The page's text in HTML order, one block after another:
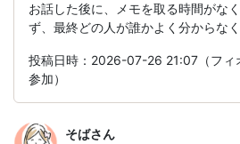
お話した後に、メモを取る時間がな
ず、最終どの人が誰かよく分からなく
投稿日時：2026-07-26 21:07（フィ
参加）
そばさん